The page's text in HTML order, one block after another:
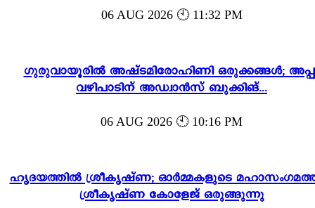
06 AUG 2026 🕙 11:32 PM
ഗുരുവായൂരിൽ അഷ്ടമിരോഹിണി ഒരുക്കങ്ങൾ;
വഴിപാടിന് അഡ്വാൻസ് ബുക്കിങ്...
06 AUG 2026 🕙 10:16 PM
ഹൃദയത്തിൽ ശ്രീകൃഷ്ണ; ഓർമ്മകളുടെ
ശ്രീകൃഷ്ണ കോളേജ് ഒരുങ്ങുന്നു